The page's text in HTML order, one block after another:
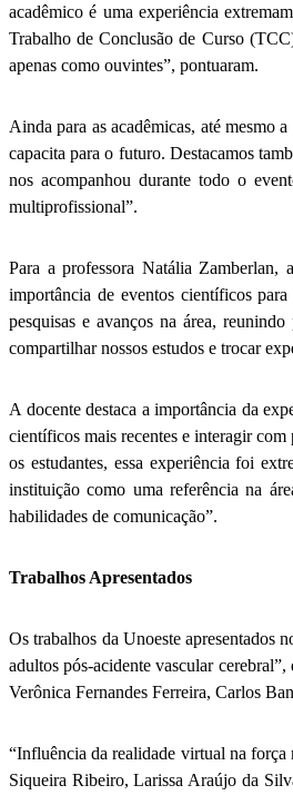
acadêmico é uma experiência
Trabalho de Conclusão de Curso
apenas como ouvintes”, pontuaram.
Ainda para as acadêmicas, até mesmo
capacita para o futuro. Destacamos
nos acompanhou durante todo o
multiprofissional”.
Para a professora Natália Zamberlan,
importância de eventos científicos
pesquisas e avanços na área,
compartilhar nossos estudos e trocar
A docente destaca a importância da
científicos mais recentes e interagir
os estudantes, essa experiência foi
instituição como uma referência na
habilidades de comunicação”.
Trabalhos Apresentados
Os trabalhos da Unoeste apresentados
adultos pós-acidente vascular
Verônica Fernandes Ferreira, Carlos
“Influência da realidade virtual na
Siqueira Ribeiro, Larissa Araújo da